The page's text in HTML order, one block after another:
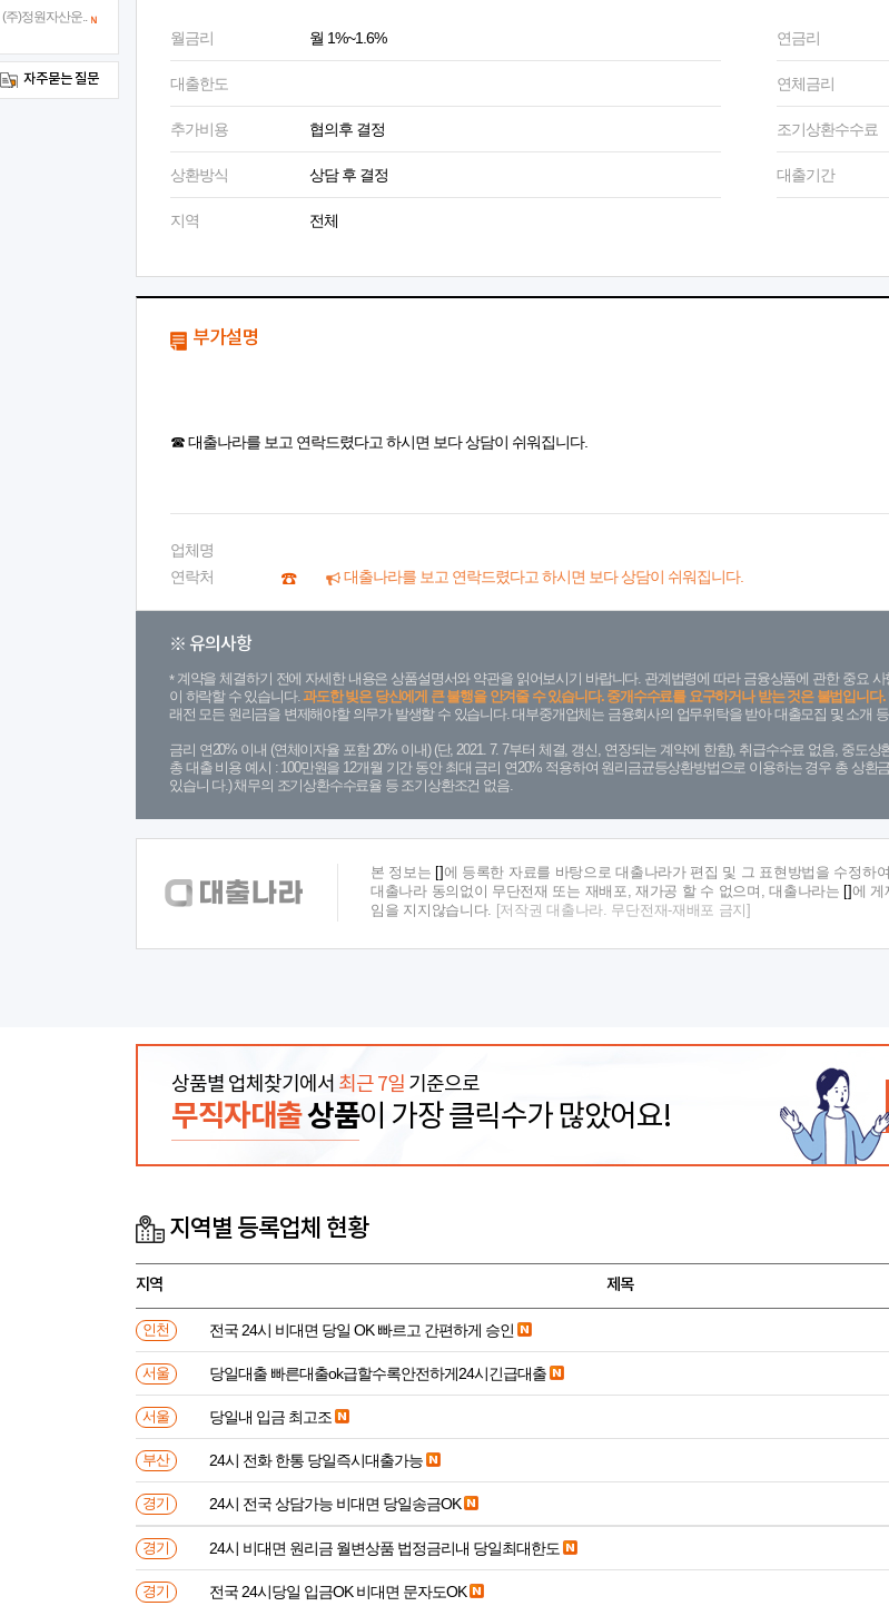
월금리 월 1%~1.6% 연금리
대출한도 연체금리
추가비용 협의후 결정 조기상환수수료
상환방식 상담 후 결정 대출기간
지역 전체
부가설명
☎ 대출나라를 보고 연락드렸다고 하시면 보다 상담이 쉬워집니다.
업체명
연락처
대출나라를 보고 연락드렸다고 하시면 보다 상담이 쉬워집니다.
※ 유의사항
계약을 체결하기 전에 자세한 내용은 상품설명서와 약관을 읽어보시기 바랍니다. 관계법령에 따라 금융상품에 관한 중요
이 하락할 수 있습니다.과도한 빚은 당신에게 큰 불행을 안겨줄 수 있습니다. 중개수수료를 요구하거나 받는 것은 불법입니다.
래전 모든 원리금을 변제해야할 의무가 발생할 수 있습니다. 대부중개업체는 금융회사의 업무위탁을 받아 대출모집 및 소개
금리 연20% 이내 (연체이자율 포함 20% 이내) (단, 2021. 7. 7부터 체결, 갱신, 연장되는 계약에 한함), 취급수수료 없음, 중도
총 대출 비용 예시 : 100만원을 12개월 기간 동안 최대 금리 연20% 적용하여 원리금균등상환방법으로 이용하는 경우 총 상환
있습니 다.) 채무의 조기상환수수료율 등 조기상환조건 없음.
본 정보는
에 등록한 자료를 바탕으로 대출나라가 편집 및 그 표현방법을 수정하
대출나라 동의없이 무단전재 또는 재배포, 재가공 할 수 없으며, 대출나라는
에 게
임을 지지않습니다.
[저작권 대출나라. 무단전재-재배포 금지]
상품별 업체찾기에서 최근 7일 기준으로
무직자대출상품이 가장 클릭수가 많았어요!
지역별 등록업체 현황
지역 제목
인천 전국 24시 비대면 당일 OK 빠르고 간편하게 승인
서울 당일대출 빠른대출ok급할수록안전하게24시긴급대출
서울 당일내 입금 최고조
부산 24시 전화 한통 당일즉시대출가능
경기 24시 전국 상담가능 비대면 당일송금OK
경기 24시 비대면 원리금 월변상품 법정금리내 당일최대한도
경기 전국 24시당일 입금OK 비대면 문자도OK
(주)정원자산운..
자주묻는 질문